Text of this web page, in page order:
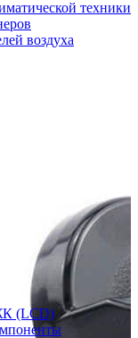
техники
воздуха
(LCD)